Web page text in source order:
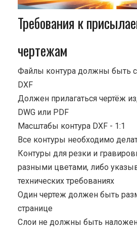
Требования к
чертежам
Файлы контура должны быть
DXF
Должен прилагаться чертёж
DWG или PDF
Масштабы контура DXF - 1:1
Все контуры необходимо
Контуры для резки и
разными цветами, либо
технических требованиях
Один чертеж должен быть
странице
Cлои не должны быть